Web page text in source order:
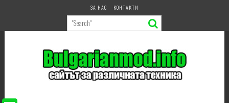
ЗА НАС КОНТАКТИ